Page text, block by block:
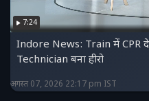
फेसबुक पेज को लाइक करें :
https://
हमें ट्विटर पर फॉलो करें :
https://twitter.com/
7:24
Indore News: Train में CPR
Technician बना हीरो
अगस्त 07, 2026 22:17 pm IST